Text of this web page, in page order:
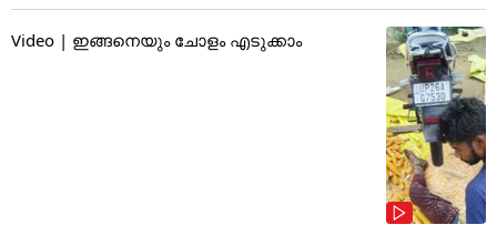
Video | ഇങ്ങനെയും ചോളം എടുക്കാം